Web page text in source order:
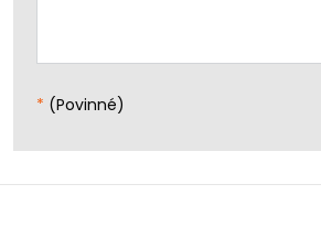
* (Povinné)